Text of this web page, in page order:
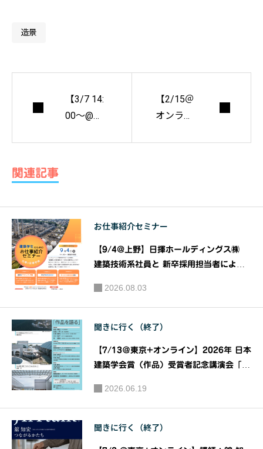
造景
【3/7 14:
00〜@オ
計日本一
決定戦
【2/15＠
オンライ
役 小橋賢
児 「東京
のワクワ
uced by
シティラ
ボ東京
関連記事
お仕事紹介セミナー
【9/4@上野】日揮ホールディングス㈱
建築技術系社員と 新卒採用担当者による
ー』｜共催：日揮ホールディングス株式会
社 株式会社建築資料研究社
2026.08.03
聞きに行く（終了）
【7/13＠東京+オンライン】2026年 日本
建築学会賞（作品）受賞者記念講演会「作
学会
2026.06.19
聞きに行く（終了）